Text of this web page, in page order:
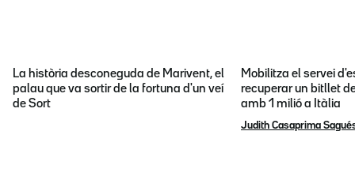
La història desconeguda de Marivent, el
palau que va sortir de la fortuna d'un veí
de Sort
Mobilitza el servei
recuperar un bitllet
amb 1 milió a Itàlia
Judith Casaprima